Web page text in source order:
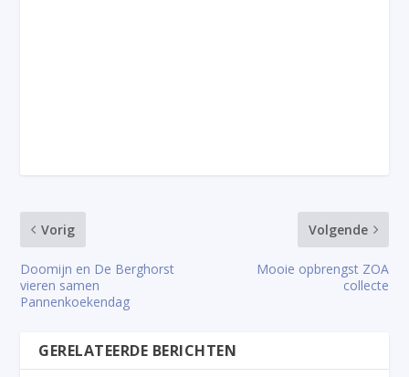
Vorig
Doomijn en De Berghorst
vieren samen
Pannenkoekendag
Volgende
Mooie opbrengst ZOA
collecte
GERELATEERDE BERICHTEN